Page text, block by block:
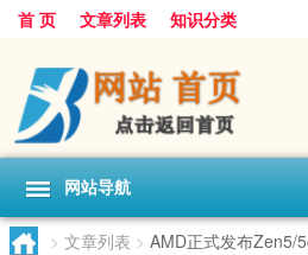
首 页 文章列表 知识分类
网站导航
> 文章列表 > AMD正式发布Zen5/